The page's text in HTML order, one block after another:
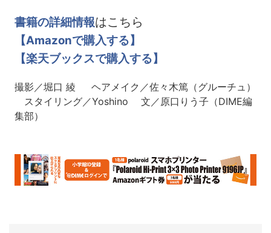
書籍の詳細情報はこちら
【Amazonで購入する】
【楽天ブックスで購入する】
撮影／堀口 綾 ヘアメイク／佐々木篤（グルーチュ）
スタイリング／Yoshino 文／原口りう子（DIME編
集部）